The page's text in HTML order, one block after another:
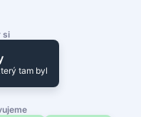
si
tam byl